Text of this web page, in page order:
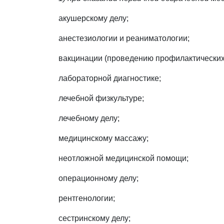
акушерскому делу;
анестезиологии и реаниматологии;
вакцинации (проведению
лабораторной диагностике;
лечебной физкультуре;
лечебному делу;
медицинскому массажу;
неотложной медицинской помощи;
операционному делу;
рентгенологии;
сестринскому делу;